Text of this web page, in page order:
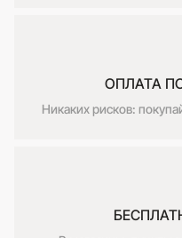
ОПЛАТА
Никаких рисков: